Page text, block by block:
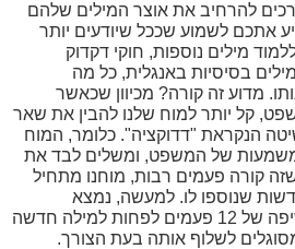
להרחיב את אוצר המילים שלהם
אתכם לשמוע שככל שיודעים יותר
מילים נוספות, חוקי דקדוק
בסיסיות באנגלית, כל מה
מדוע זה קורה? מכיוון שכאשר
קל יותר למוח שלנו להבין את שאר
הנקראת "דדוקציה". כלומר, המוח
של המשפט, ומשלים לבד את
קורה פעמים רבות, מוחנו מתחיל
שנוספו לו. למעשה, נמצא
במחקרים שיש צורך בחשיפה של 12 פעמים לפחות למילה חדשה
לשלוף אותה בעת הצורך.